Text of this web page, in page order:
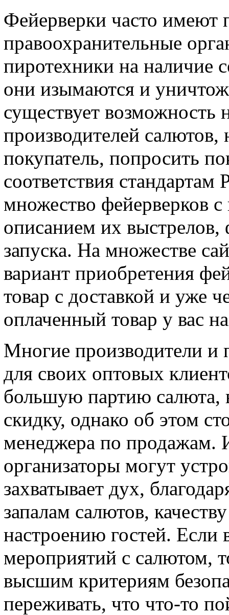
Фейерверки часто имеют
правоохранительные
пиротехники на наличие
они изымаются и
существует возможность
производителей салютов,
покупатель, попросить
соответствия
множество фейерверков
описанием их
запуска. На множестве
вариант приобретения
товар с доставкой и уже
оплаченный товар у вас
Многие производители и
для своих оптовых
большую партию салюта,
скидку, однако об этом
менеджера по продажам.
организаторы могут
захватывает дух,
запалам салютов,
настроению гостей. Если
мероприятий с салютом,
высшим критериям
переживать, что что-то